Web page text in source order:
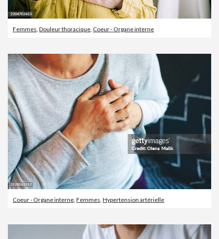
Femmes Douleur thoracique Coeur - Organe interne
Coeur - Organe interne Femmes Hypertension artérielle